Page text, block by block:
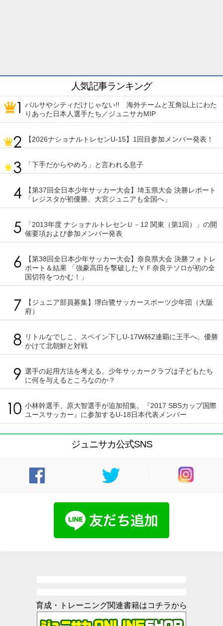
人気記事ランキング
バルサやシティだけじゃない!! 海外チームと互角以上にわた
りあった日本人選手たち／ジュニサカMIP
【2026ナショナルトレセンU-15】1回目参加メンバー発表！
「下手だからやめろ」と言われる息子
【第37回全日本少年サッカー大会】埼玉県大会 決勝レポート
「レジスタが初優勝、大宮ジュニアも全国へ」
「2013年度 ナショナルトレセンＵ－12 関東（第1回）」の開
催要項および参加メンバー発表
【第38回全日本少年サッカー大会】奈良県大会 決勝フォトレ
ポート＆結果 「強豪高田を撃破したＹＦ奈良テソロが初の全
国切符をつかむ！」
【ジュニア部員募集】堺白鷺サッカースポーツ少年団（大阪
府）
リトルなでしこ、スペイン下しU-17W杯2連覇に王手へ。優勝
かけて北朝鮮と対戦
選手の起用方法を考える。少年サッカークラブは子どもたち
に何を与えるところなのか？
小林幹選手、原大智選手が追加招集。『2017 SBSカップ国際
ユースサッカー』に参加するU-18日本代表メンバー
ジュニサカ公式SNS
育成・トレーニング関連書籍はコチラから